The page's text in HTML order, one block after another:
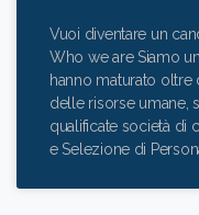
Vuoi diventare un
Who we are Siamo
hanno maturato oltre
delle risorse umane,
qualificate società di
e Selezione di